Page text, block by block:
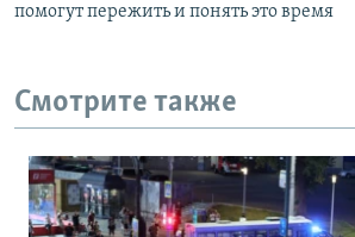
помогут пережить и понять это время
Смотрите также